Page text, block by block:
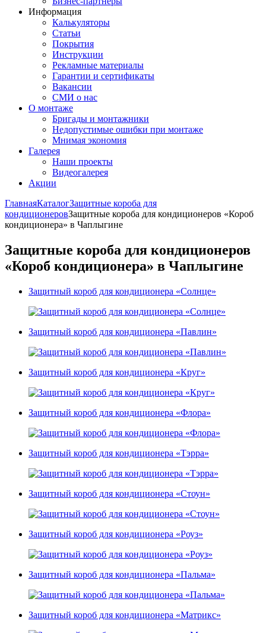
Информация
Калькуляторы
Статьи
Покрытия
Инструкции
Рекламные материалы
Гарантии и сертификаты
Вакансии
СМИ о нас
О монтаже
Бригады и монтажники
Недопустимые ошибки при монтаже
Мнимая экономия
Галерея
Наши проекты
Видеогалерея
Акции
ГлавнаяКаталогЗащитные короба для
кондиционеровЗащитные короба для кондиционеров «Короб
кондиционера» в Чаплыгине
Защитные короба для кондиционеров
«Короб кондиционера» в Чаплыгине
Защитный короб для кондиционера «Солнце»
Защитный короб для кондиционера «Павлин»
Защитный короб для кондиционера «Круг»
Защитный короб для кондиционера «Флора»
Защитный короб для кондиционера «Тэрра»
Защитный короб для кондиционера «Стоун»
Защитный короб для кондиционера «Роуз»
Защитный короб для кондиционера «Пальма»
Защитный короб для кондиционера «Матрикс»